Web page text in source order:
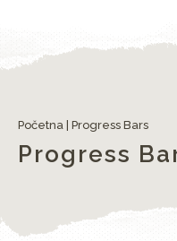
Početna Progress Bars
Progress